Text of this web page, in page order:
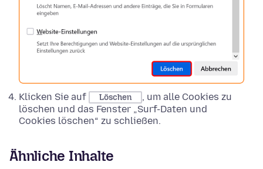
Klicken Sie auf Löschen
, um alle Cookies zu
löschen und das Fenster „Surf-Daten und
Cookies löschen“ zu schließen.
Ähnliche Inhalte